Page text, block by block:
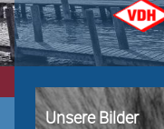
Unsere Bilder